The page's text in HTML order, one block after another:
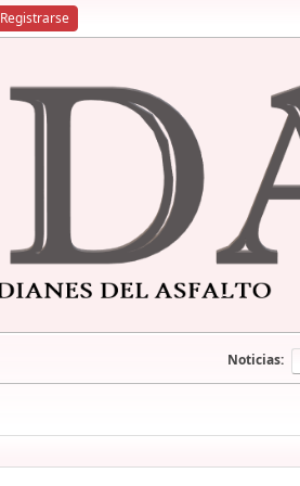
Registrarse
Noticias: